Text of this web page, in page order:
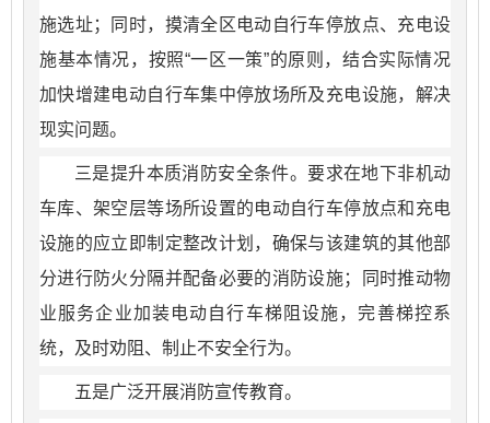
施选址；同时，摸清全区电动自行车停放点、充电设
施基本情况，按照“一区一策”的原则，结合实际情况
加快增建电动自行车集中停放场所及充电设施，解决
现实问题。
三是提升本质消防安全条件。要求在地下非机动
车库、架空层等场所设置的电动自行车停放点和充电
设施的应立即制定整改计划，确保与该建筑的其他部
分进行防火分隔并配备必要的消防设施；同时推动物
业服务企业加装电动自行车梯阻设施，完善梯控系
统，及时劝阻、制止不安全行为。
五是广泛开展消防宣传教育。